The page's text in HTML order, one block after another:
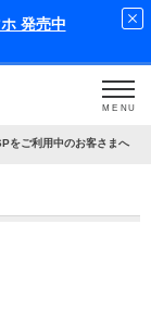
発売中
MENU
をご利用中のお客さまへ